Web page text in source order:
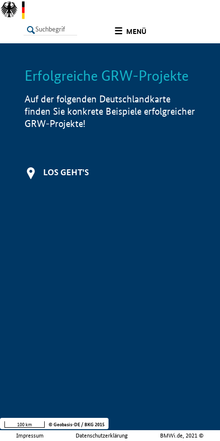
MENÜ
LISTE Info
Erfolgreiche GRW-Projekte
Auf der folgenden Deutschlandkarte
finden Sie konkrete Beispiele erfolgreicher
GRW-Projekte!
LOS GEHT'S
Impressum Datenschutzerklärung BMWi.de, 2021 ©
100 km © Geobasis-DE / BKG 2015